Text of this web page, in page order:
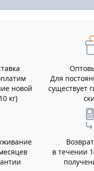
новой
кг)
Для
существует
в течении